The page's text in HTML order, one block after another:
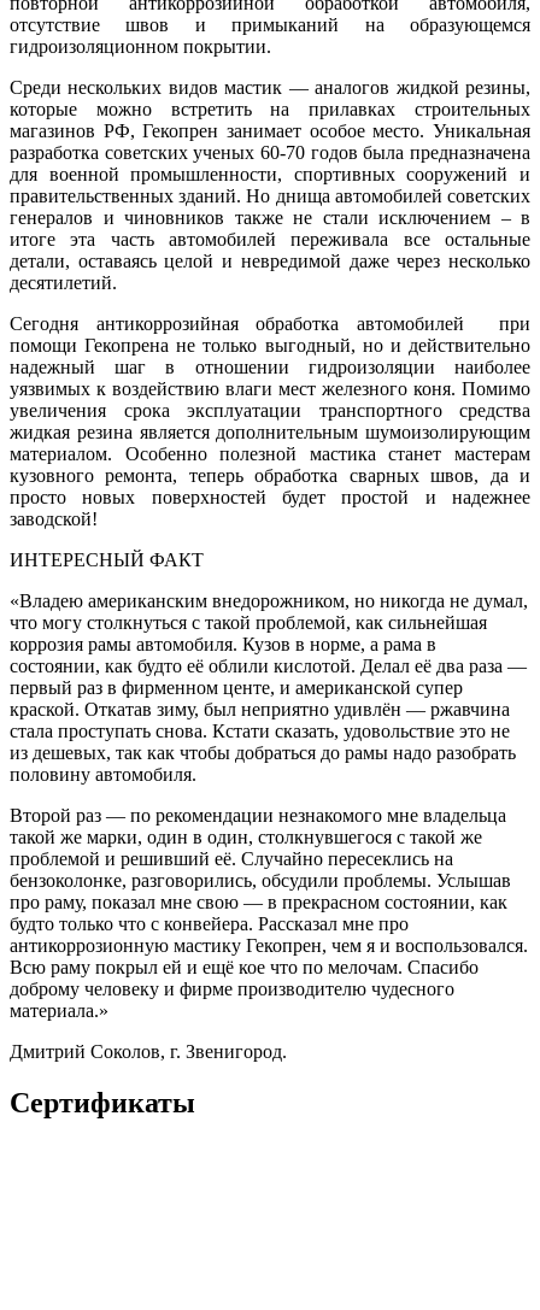
отсутствие швов и примыканий на образующемся
гидроизоляционном покрытии.
Среди нескольких видов мастик — аналогов жидкой резины,
которые можно встретить на прилавках строительных
магазинов РФ, Гекопрен занимает особое место. Уникальная
разработка советских ученых 60-70 годов была предназначена
для военной промышленности, спортивных сооружений и
правительственных зданий. Но днища автомобилей советских
генералов и чиновников также не стали исключением – в
итоге эта часть автомобилей переживала все остальные
детали, оставаясь целой и невредимой даже через несколько
десятилетий.
Сегодня антикоррозийная обработка автомобилей при
помощи Гекопрена не только выгодный, но и действительно
надежный шаг в отношении гидроизоляции наиболее
уязвимых к воздействию влаги мест железного коня. Помимо
увеличения срока эксплуатации транспортного средства
жидкая резина является дополнительным шумоизолирующим
материалом. Особенно полезной мастика станет мастерам
кузовного ремонта, теперь обработка сварных швов, да и
просто новых поверхностей будет простой и надежнее
заводской!
ИНТЕРЕСНЫЙ ФАКТ
«Владею американским внедорожником, но никогда не думал,
что могу столкнуться с такой проблемой, как сильнейшая
коррозия рамы автомобиля. Кузов в норме, а рама в
состоянии, как будто её облили кислотой. Делал её два раза —
первый раз в фирменном центе, и американской супер
краской. Откатав зиму, был неприятно удивлён — ржавчина
стала проступать снова. Кстати сказать, удовольствие это не
из дешевых, так как чтобы добраться до рамы надо разобрать
половину автомобиля.
Второй раз — по рекомендации незнакомого мне владельца
такой же марки, один в один, столкнувшегося с такой же
проблемой и решивший её. Случайно пересеклись на
бензоколонке, разговорились, обсудили проблемы. Услышав
про раму, показал мне свою — в прекрасном состоянии, как
будто только что с конвейера. Рассказал мне про
антикоррозионную мастику Гекопрен, чем я и воспользовался.
Всю раму покрыл ей и ещё кое что по мелочам. Спасибо
доброму человеку и фирме производителю чудесного
материала.»
Дмитрий Соколов, г. Звенигород.
Сертификаты